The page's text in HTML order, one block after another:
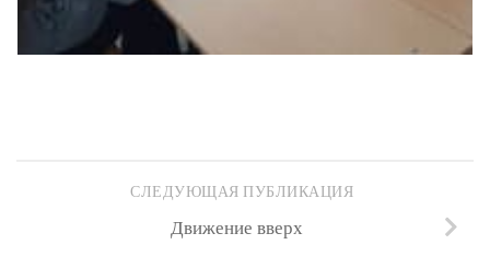
СЛЕДУЮЩАЯ ПУБЛИКАЦИЯ
Движение вверх